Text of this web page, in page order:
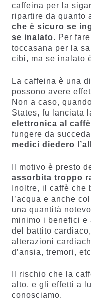
caffeina per la
ripartire da quanto
che è sicuro se
se inalato. Per
toccasana per la
cibi, ma se inalato
La caffeina è una
possono avere
Non a caso,
States, fu lanciata
elettronica al caffè
fungere da
medici diedero
Il motivo è presto
assorbita troppo
Inoltre, il caffè che
l’acqua e anche
una quantità
minimo i benefici e
del battito
alterazioni
d’ansia, tremori,
Il rischio che la
alto, e gli effetti a
conosciamo.